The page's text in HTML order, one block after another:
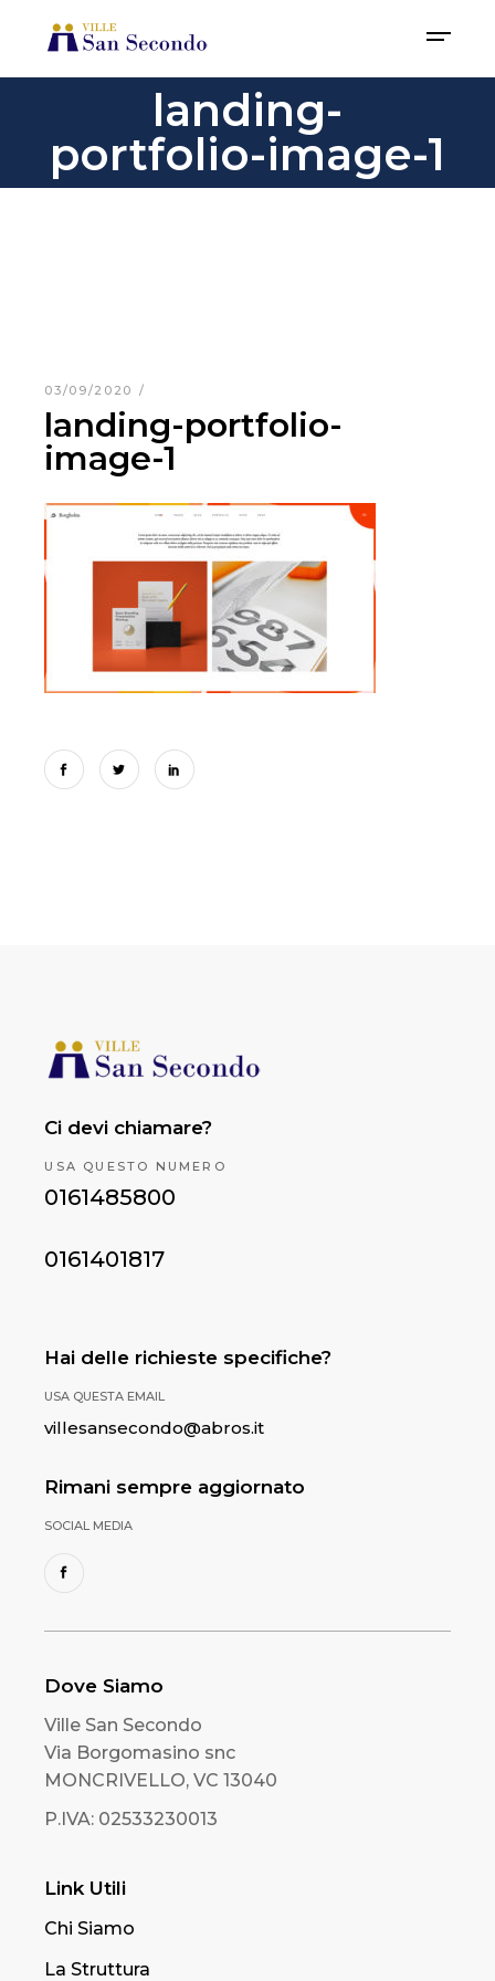
landing-
portfolio-image-1
03/09/2020
landing-portfolio-
image-1
Ci devi chiamare?
USA QUESTO NUMERO
0161485800
0161401817
Hai delle richieste specifiche?
USA QUESTA EMAIL
villesansecondo@abros.it
Rimani sempre aggiornato
SOCIAL MEDIA
Dove Siamo
Ville San Secondo
Via Borgomasino snc
MONCRIVELLO, VC 13040
P.IVA: 02533230013
Link Utili
Chi Siamo
La Struttura